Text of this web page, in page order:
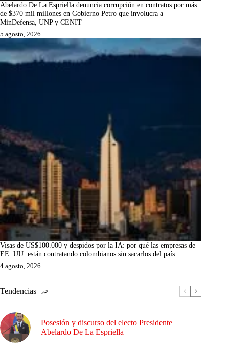
Abelardo De La Espriella denuncia corrupción en contratos por más
de $370 mil millones en Gobierno Petro que involucra a
MinDefensa, UNP y CENIT
5 agosto, 2026
Visas de US$100.000 y despidos por la IA: por qué las empresas de
EE. UU. están contratando colombianos sin sacarlos del país
4 agosto, 2026
Tendencias
Posesión y discurso del electo Presidente
Abelardo De La Espriella